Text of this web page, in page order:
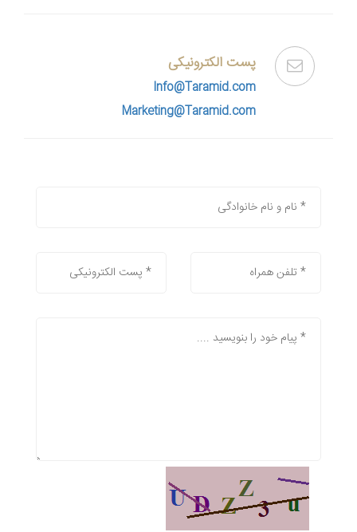
پست الکترونیکی
Info@Taramid.com
Marketing@Taramid.com